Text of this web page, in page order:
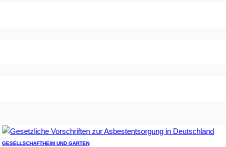
GESELLSCHAFTHEIM UND GARTEN